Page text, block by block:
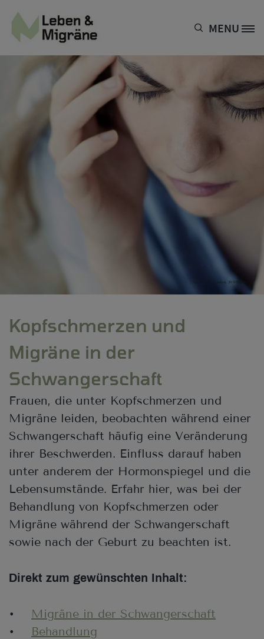
Site Logo MENU
Adobe Stock, sebra, 281919292
Kopfschmerzen und
Migräne in der
Schwangerschaft
Frauen, die unter Kopfschmerzen und
Migräne leiden, beobachten während einer
Schwangerschaft häufig eine Veränderung
ihrer Beschwerden. Einfluss darauf haben
unter anderem der Hormonspiegel und die
Lebensumstände. Erfahr hier, was bei der
Behandlung von Kopfschmerzen oder
Migräne während der Schwangerschaft
sowie nach der Geburt zu beachten ist.
Direkt zum gewünschten Inhalt:
• Migräne in der Schwangerschaft
• Behandlung